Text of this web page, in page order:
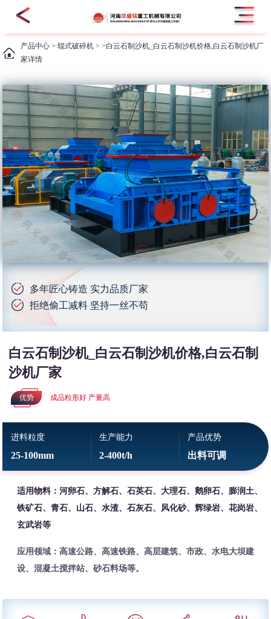
产品中心 >辊式破碎机 > >白云石制沙机_白云石制沙机价格,白云石制沙机厂
家详情
多年匠心铸造 实力品质厂家
拒绝偷工减料 坚持一丝不苟
白云石制沙机_白云石制沙机价格,白云石制
沙机厂家
优势 成品粒形好 产量高
进料粒度
25-100mm
生产能力
2-400t/h
产品优势
出料可调
适用物料：河卵石、方解石、石英石、大理石、鹅卵石、膨润土、
铁矿石、青石、山石、水渣、石灰石、风化砂、辉绿岩、花岗岩、
玄武岩等
应用领域：高速公路、高速铁路、高层建筑、市政、水电大坝建
设、混凝土搅拌站、砂石料场等。